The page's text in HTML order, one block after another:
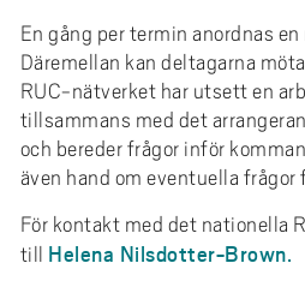
En gång per termin anordnas
Däremellan kan deltagarna
RUC-nätverket har utsett en
tillsammans med det
och bereder frågor inför
även hand om eventuella frågor
För kontakt med det nationella
till Helena Nilsdotter-Brown.